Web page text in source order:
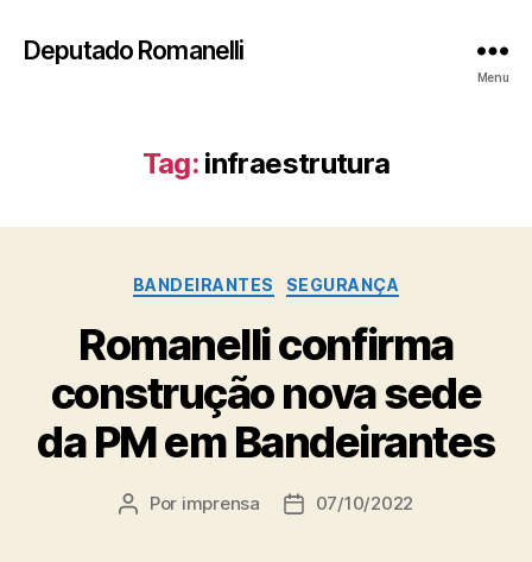
Deputado Romanelli
Menu
Tag: infraestrutura
Categorias
BANDEIRANTES SEGURANÇA
Romanelli confirma
construção nova sede
da PM em Bandeirantes
Autor
Por imprensa
Data07/10/2022